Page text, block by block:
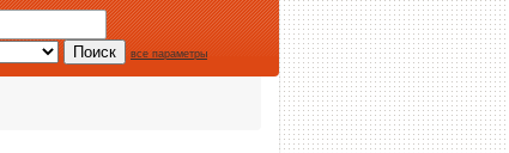
все параметры